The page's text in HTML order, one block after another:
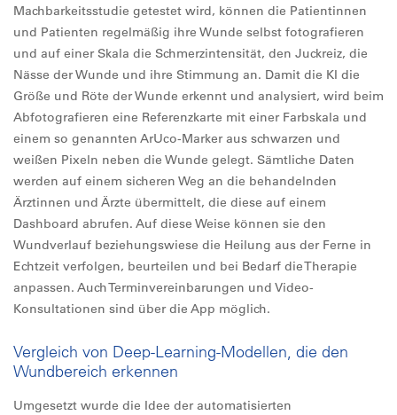
Machbarkeitsstudie getestet wird, können die Patientinnen
und Patienten regelmäßig ihre Wunde selbst fotografieren
und auf einer Skala die Schmerzintensität, den Juckreiz, die
Nässe der Wunde und ihre Stimmung an. Damit die KI die
Größe und Röte der Wunde erkennt und analysiert, wird beim
Abfotografieren eine Referenzkarte mit einer Farbskala und
einem so genannten ArUco-Marker aus schwarzen und
weißen Pixeln neben die Wunde gelegt. Sämtliche Daten
werden auf einem sicheren Weg an die behandelnden
Ärztinnen und Ärzte übermittelt, die diese auf einem
Dashboard abrufen. Auf diese Weise können sie den
Wundverlauf beziehungswiese die Heilung aus der Ferne in
Echtzeit verfolgen, beurteilen und bei Bedarf die Therapie
anpassen. Auch Terminvereinbarungen und Video-
Konsultationen sind über die App möglich.
Vergleich von Deep-Learning-Modellen, die den
Wundbereich erkennen
Umgesetzt wurde die Idee der automatisierten